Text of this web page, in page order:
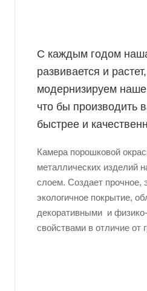
С каждым годом
развивается и
модернизируем
что бы производить
быстрее и
Камера порошковой
металлических изделий
слоем. Создает прочное,
экологичное покрытие,
декоративными и
свойствами в отличие от